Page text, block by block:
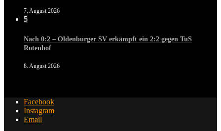
7. August 2026
5
Nach 0:2 – Oldenburger SV erkämpft ein 2:2 gegen TuS
Rotenhof
8. August 2026
Facebook
Instagram
Email